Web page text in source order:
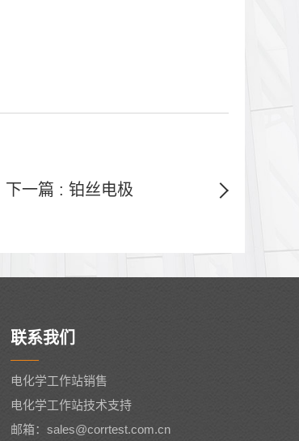
下一篇 : 铂丝电极
联系我们
电化学工作站销售
电化学工作站技术支持
邮箱：sales@corrtest.com.cn